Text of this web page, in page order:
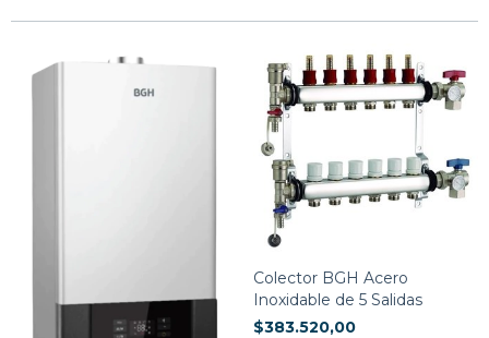
Colector BGH Acero
Inoxidable de 5 Salidas
$383.520,00